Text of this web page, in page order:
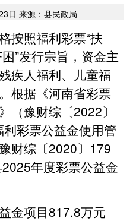
日 来源：县民政局
按照福利彩票“扶
”发行宗旨，资金主
疾人福利、儿童福
根据《河南省彩票
（豫财综〔2022〕
彩票公益金使用管
财综〔2020〕179
年度彩票公益金
金项目817.8万元